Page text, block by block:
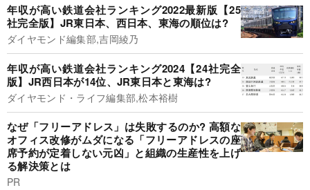
年収が高い鉄道会社ランキング2022最新版【25
社完全版】JR東日本、西日本、東海の順位は?
ダイヤモンド編集部,吉岡綾乃
年収が高い鉄道会社ランキング2024【24社完全
版】JR西日本が14位、JR東日本と東海は?
ダイヤモンド・ライフ編集部,松本裕樹
なぜ「フリーアドレス」は失敗するのか? 高額な
オフィス改修がムダになる「フリーアドレスの座
席予約が定着しない元凶」と組織の生産性を上げ
る解決策とは
PR